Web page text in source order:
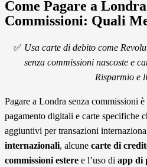
Come Pagare a Londra
Commissioni: Quali
✅ Usa carte di debito come
senza commissioni nascoste e
Risparmio e
Pagare a Londra senza commissioni
pagamento digitali e carte specifiche
aggiuntivi per transazioni
internazionali, alcune carte di
commissioni estere e l’uso di app di